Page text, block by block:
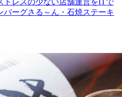
バーグさる～ん・石焼ステーキ